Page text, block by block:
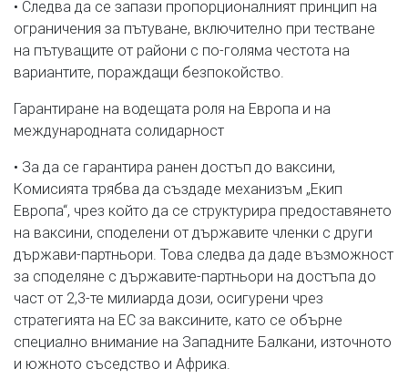
• Следва да се запази пропорционалният принцип на
ограничения за пътуване, включително при тестване
на пътуващите от райони с по-голяма честота на
вариантите, пораждащи безпокойство.
Гарантиране на водещата роля на Европа и на
международната солидарност
• За да се гарантира ранен достъп до ваксини,
Комисията трябва да създаде механизъм „Екип
Европа“, чрез който да се структурира предоставянето
на ваксини, споделени от държавите членки с други
държави-партньори. Това следва да даде възможност
за споделяне с държавите-партньори на достъпа до
част от 2,3-те милиарда дози, осигурени чрез
стратегията на ЕС за ваксините, като се обърне
специално внимание на Западните Балкани, източното
и южното съседство и Африка.